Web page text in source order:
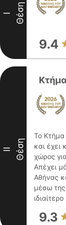
I Θέση
9.4
II Θέση
Το Κτήμα
και έχει
χώρος
Απέχει
Αθήνας
μέσω της
ιδιαίτερο
9.3